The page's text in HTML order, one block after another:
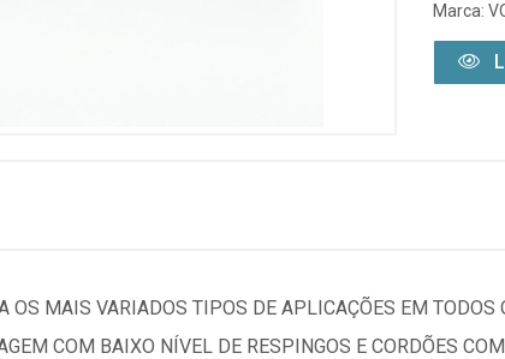
Marca:
OS MAIS VARIADOS TIPOS DE APLICAÇÕES EM TODOS
COM BAIXO NÍVEL DE RESPINGOS E CORDÕES